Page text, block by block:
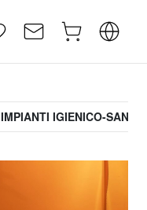
IMPIANTI IGIENICO-